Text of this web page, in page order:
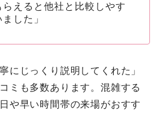
えると他社と比較しやす
した」
にじっくり説明してくれた」
ミも多数あります。混雑する
や早い時間帯の来場がおすす